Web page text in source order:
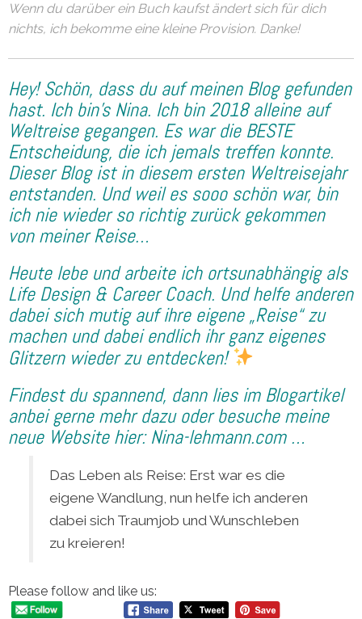
Wenn du darüber ein Buch kaufst ändert sich für dich
nichts, ich bekomme eine kleine Provision. Danke!
Hey! Schön, dass du auf meinen Blog gefunden
hast. Ich bin’sNina. Ich bin 2018 alleine auf
Weltreise gegangen. Es war die BESTE
Entscheidung, die ich jemals treffen konnte.
Dieser Blog ist in diesem ersten Weltreisejahr
entstanden. Und weil es sooo schön war, bin
ich nie wieder sorichtigzurück gekommen
von meiner Reise…
Heute lebe und arbeite ich ortsunabhängig als
Life Design & Career Coach. Und helfe anderen
dabei sich mutig auf ihre eigene „Reise“ zu
machen und dabei endlich ihr ganz eigenes
Glitzern wieder zu entdecken!
Findest du spannend, dann lies im Blogartikel
anbei gerne mehr dazu oder besuche meine
neue Website hier:Nina-lehmann.com …
Das Leben als Reise: Erst war es die
eigene Wandlung, nun helfe ich anderen
dabei sich Traumjob und Wunschleben
zu kreieren!
Please follow and like us: